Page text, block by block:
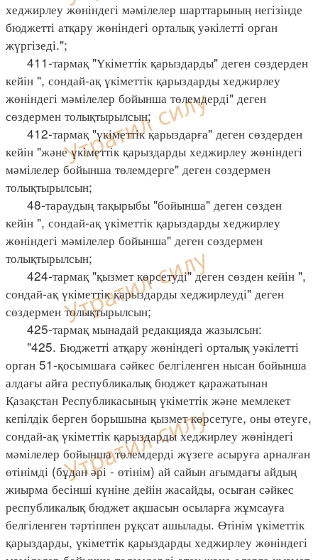
хеджирлеу жөніндегі мәмілелер шарттарының негізінде
бюджетті атқару жөніндегі орталық уәкілетті орган
жүргізеді.";
411-тармақ "Үкіметтік қарыздарды" деген сөздерден
кейін ", сондай-ақ үкіметтік қарыздарды хеджирлеу
жөніндегі мәмілелер бойынша төлемдерді" деген
сөздермен толықтырылсын;
412-тармақ "үкіметтік қарыздарға" деген сөздерден
кейін "және үкіметтік қарыздарды хеджирлеу жөніндегі
мәмілелер бойынша төлемдерге" деген сөздермен
толықтырылсын;
48-тараудың тақырыбы "бойынша" деген сөзден
кейін ", сондай-ақ үкіметтік қарыздарды хеджирлеу
жөніндегі мәмілелер бойынша" деген сөздермен
толықтырылсын;
424-тармақ "қызмет көрсетуді" деген сөзден кейін ",
сондай-ақ үкіметтік қарыздарды хеджирлеуді" деген
сөздермен толықтырылсын;
425-тармақ мынадай редакцияда жазылсын:
"425. Бюджетті атқару жөніндегі орталық уәкілетті
орган 51-қосымшаға сәйкес белгіленген нысан бойынша
алдағы айға республикалық бюджет қаражатынан
Қазақстан Республикасының үкіметтік және мемлекет
кепілдік берген борышына қызмет көрсетуге, оны өтеуге,
сондай-ақ үкіметтік қарыздарды хеджирлеу жөніндегі
мәмілелер бойынша төлемдерді жүзеге асыруға арналған
өтінімді (бұдан әрі - өтінім) ай сайын ағымдағы айдың
жиырма бесінші күніне дейін жасайды, осыған сәйкес
республикалық бюджет ақшасын осыларға жұмсауға
белгіленген тәртіппен рұқсат ашылады. Өтінім үкіметтік
қарыздарды, үкіметтік қарыздарды хеджирлеу жөніндегі